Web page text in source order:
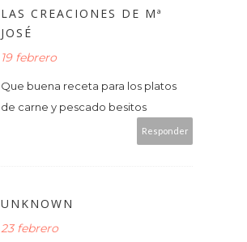
LAS CREACIONES DE Mª
JOSÉ
19 febrero
Que buena receta para los platos
de carne y pescado besitos
Responder
UNKNOWN
23 febrero